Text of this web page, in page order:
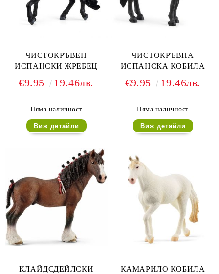
ЧИСТОКРЪВЕН
ИСПАНСКИ ЖРЕБЕЦ
€9.95 19.46лв.
Няма наличност
Виж детайли
ЧИСТОКРЪВНА
ИСПАНСКА КОБИЛА
€9.95 19.46лв.
Няма наличност
Виж детайли
КЛАЙДСДЕЙЛСКИ
КАМАРИЛО КОБИЛА